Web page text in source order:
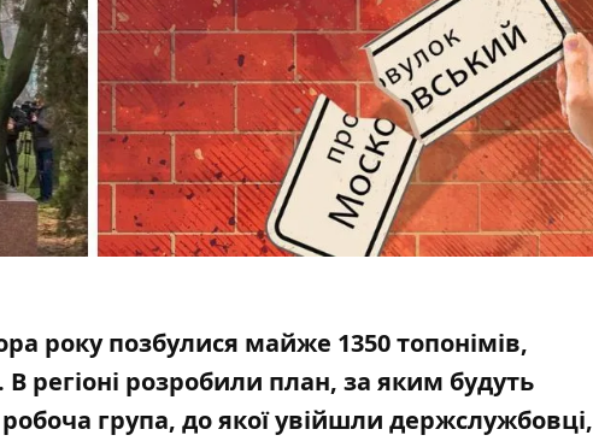
року позбулися майже 1350 топонімів,
регіоні розробили план, за яким будуть
група, до якої увійшли держслужбовці,